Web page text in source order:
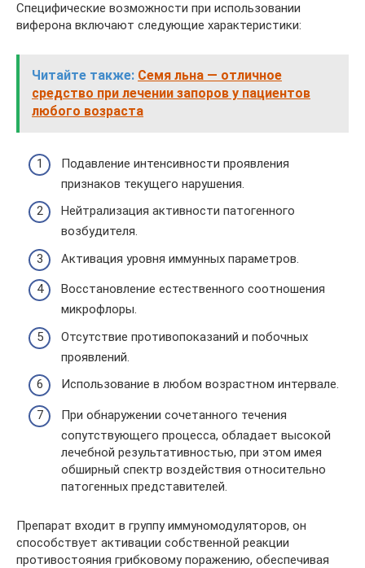
Специфические возможности при использовании
виферона включают следующие характеристики:
Читайте также: Семя льна — отличное
средство при лечении запоров у пациентов
любого возраста
Подавление интенсивности проявления
признаков текущего нарушения.
Нейтрализация активности патогенного
возбудителя.
Активация уровня иммунных параметров.
Восстановление естественного соотношения
микрофлоры.
Отсутствие противопоказаний и побочных
проявлений.
Использование в любом возрастном интервале.
При обнаружении сочетанного течения
сопутствующего процесса, обладает высокой
лечебной результативностью, при этом имея
обширный спектр воздействия относительно
патогенных представителей.
Препарат входит в группу иммуномодуляторов, он
способствует активации собственной реакции
противостояния грибковому поражению, обеспечивая